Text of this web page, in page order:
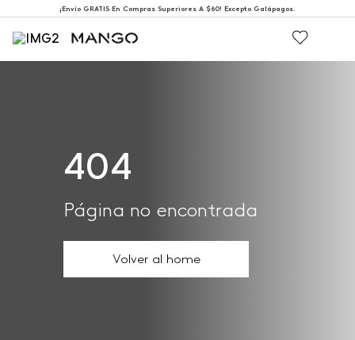
¡Envío GRATIS En Compras Superiores A $60! Excepto Galápagos.
404
Página no encontrada
Volver al home